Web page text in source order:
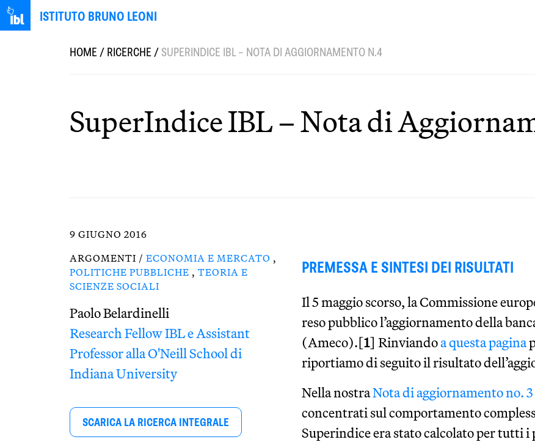
ISTITUTO BRUNO LEONI
HOME/RICERCHE/SUPERINDICE IBL – NOTA DI AGGIORNAMENTO N.4
SuperIndice IBL – Nota di
9 GIUGNO 2016
ARGOMENTI / ECONOMIA E MERCATO ,
POLITICHE PUBBLICHE , TEORIA E
SCIENZE SOCIALI
Paolo Belardinelli
Research Fellow IBL e Assistant
Professor alla O'Neill School di
Indiana University
SCARICA LA RICERCA INTEGRALE
PREMESSA E SINTESI DEI RISULTATI
Il 5 maggio scorso, la Commissione
reso pubblico l’aggiornamento della
(Ameco).[1] Rinviandoa questa pagina
riportiamo di seguito il risultato
Nella nostraNota di aggiornamento no. 3
concentrati sul comportamento
Superindice era stato calcolato per tutti i